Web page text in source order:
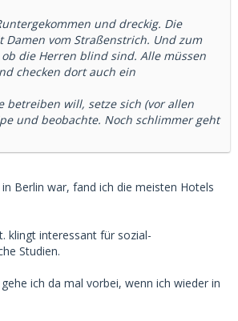
und dreckig. Die
Damen vom Straßenstrich. Und zum
die Herren blind sind. Alle müssen
checken dort auch ein
betreiben will, setze sich (vor allen
und beobachte. Noch schlimmer geht
Berlin war, fand ich die meisten Hotels
klingt interessant für sozial-
Studien.
ich da mal vorbei, wenn ich wieder in